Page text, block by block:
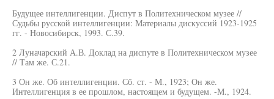
Будущее интеллигенции. Диспут в Политехническом музее //
Судьбы русской интеллигенции: Материалы дискуссий 1923-1925
гг. - Новосибирск, 1993. С.39.
2 Луначарский А.В. Доклад на диспуте в Политехническом музее
// Там же. С.21.
3 Он же. Об интеллигенции. Сб. ст. - М., 1923; Он же.
Интеллигенция в ее прошлом, настоящем и будущем. -М., 1924.